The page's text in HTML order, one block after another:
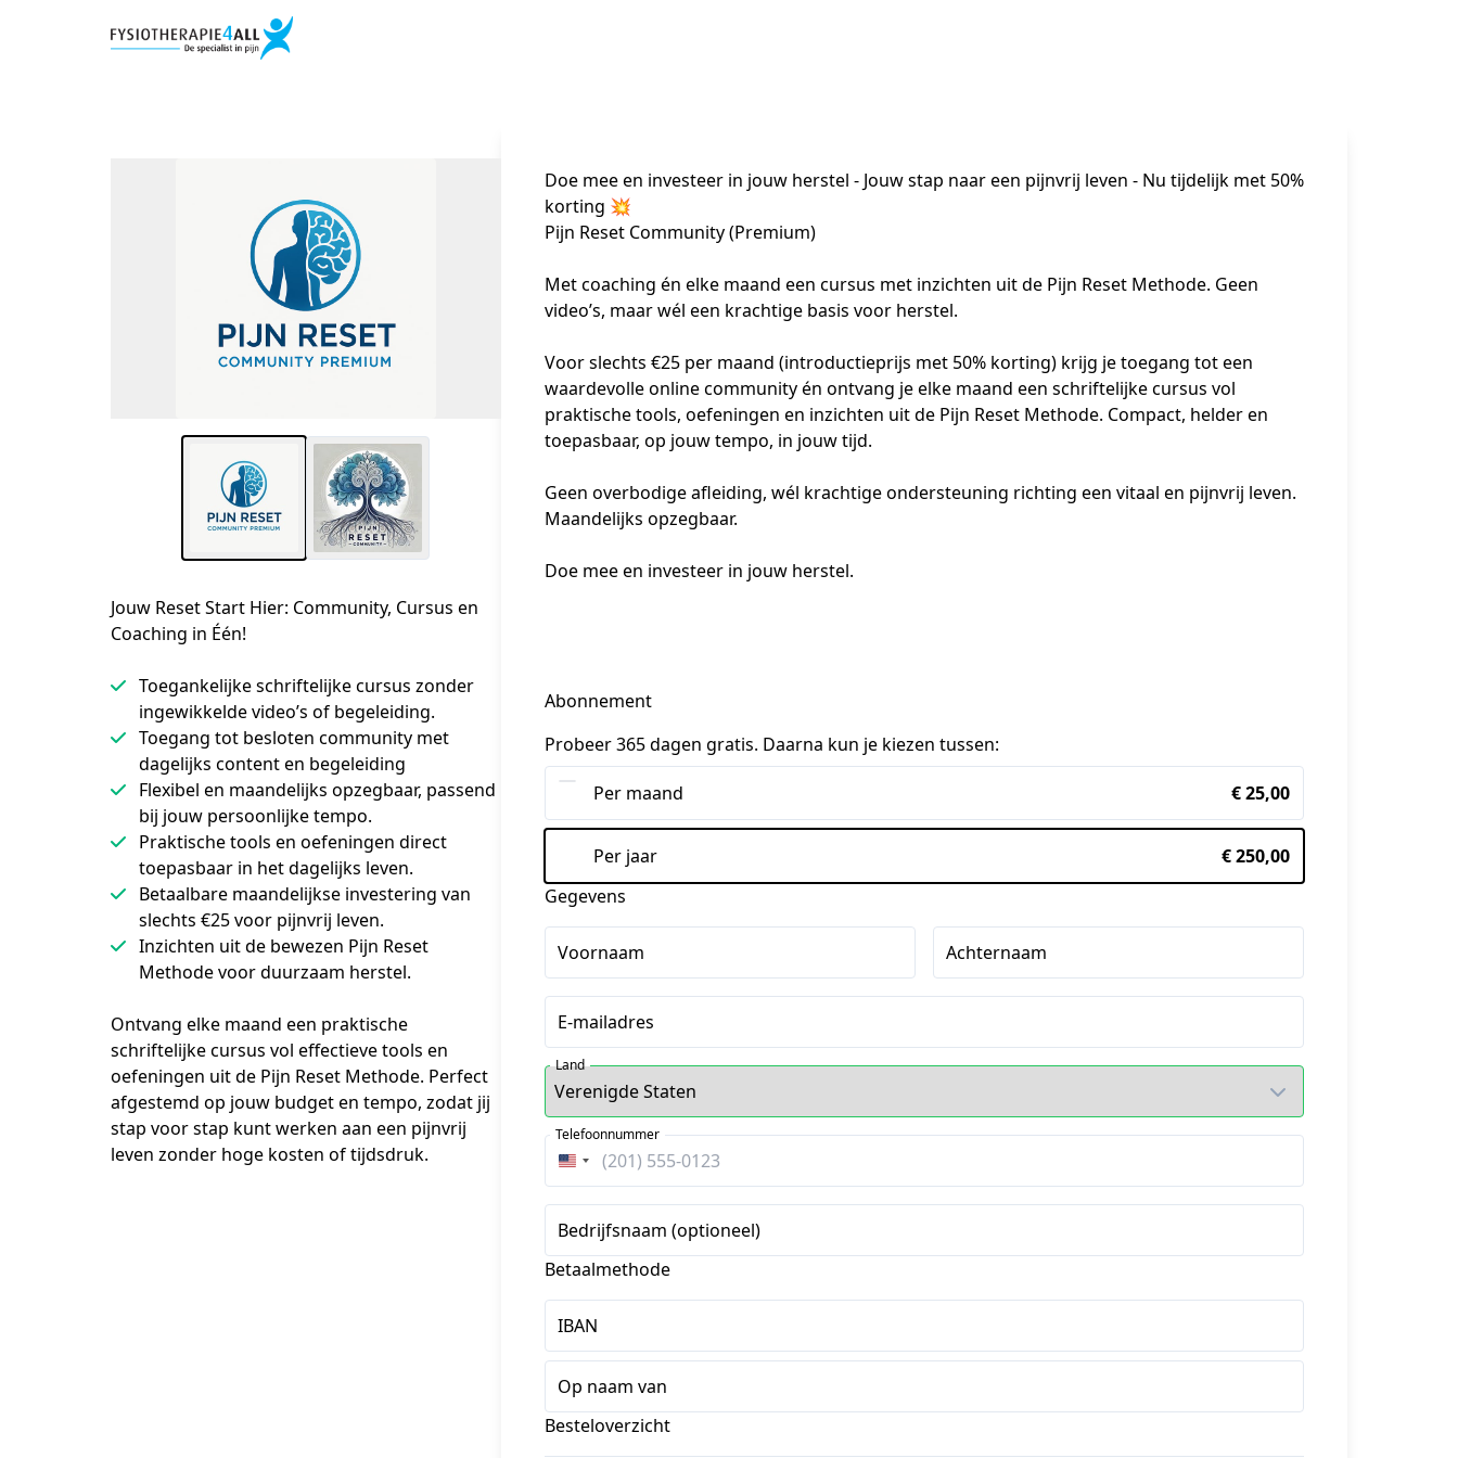
Jouw Reset Start Hier: Community, Cursus en
Coaching in Één!
Toegankelijke schriftelijke cursus zonder
ingewikkelde video’s of begeleiding.
Toegang tot besloten community met
dagelijks content en begeleiding
Flexibel en maandelijks opzegbaar, passend
bij jouw persoonlijke tempo.
Praktische tools en oefeningen direct
toepasbaar in het dagelijks leven.
Betaalbare maandelijkse investering van
slechts €25 voor pijnvrij leven.
Inzichten uit de bewezen Pijn Reset
Methode voor duurzaam herstel.
Ontvang elke maand een praktische
schriftelijke cursus vol effectieve tools en
oefeningen uit de Pijn Reset Methode. Perfect
afgestemd op jouw budget en tempo, zodat jij
stap voor stap kunt werken aan een pijnvrij
leven zonder hoge kosten of tijdsdruk.
Doe mee en investeer in jouw herstel - Jouw stap naar een pijnvrij leven - Nu tijdelijk met 50%
korting 💥
Pijn Reset Community (Premium)
Met coaching én elke maand een cursus met inzichten uit de Pijn Reset Methode. Geen
video’s, maar wél een krachtige basis voor herstel.
Voor slechts €25 per maand (introductieprijs met 50% korting) krijg je toegang tot een
waardevolle online community én ontvang je elke maand een schriftelijke cursus vol
praktische tools, oefeningen en inzichten uit de Pijn Reset Methode. Compact, helder en
toepasbaar, op jouw tempo, in jouw tijd.
Geen overbodige afleiding, wél krachtige ondersteuning richting een vitaal en pijnvrij leven.
Maandelijks opzegbaar.
Doe mee en investeer in jouw herstel.
Abonnement
Probeer 365 dagen gratis. Daarna kun je kiezen tussen:
Per maand € 25,00
Per jaar
€ 250,00
Gegevens
Voornaam Achternaam
E-mailadres
Land
Verenigde
Staten
+1
Telefoonnummer
Bedrijfsnaam (optioneel)
Betaalmethode
IBAN
Op naam van
Besteloverzicht